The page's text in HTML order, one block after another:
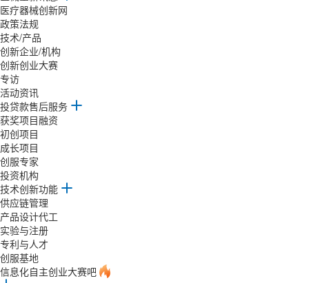
医疗器械创新网
政策法规
技术/产品
创新企业/机构
创新创业大赛
专访
活动资讯
投贷款售后服务
获奖项目融资
初创项目
成长项目
创服专家
投资机构
技术创新功能
供应链管理
产品设计代工
实验与注册
专利与人才
创服基地
信息化自主创业大赛吧